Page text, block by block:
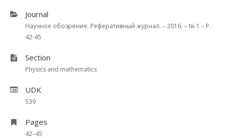
Journal
Научное обозрение. Реферативный журнал. – 2016. – № 1 – P.
42-45
Section
Physics and mathematics
UDK
539
Pages
42–45